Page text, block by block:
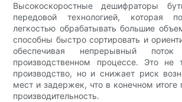
Высокоскоростные дешифраторы
передовой технологией, которая
легкостью обрабатывать большие
способны быстро сортировать и
обеспечивая непрерывный
производственном процессе. Это не
производство, но и снижает риск
мест и задержек, что в конечном
производительность.